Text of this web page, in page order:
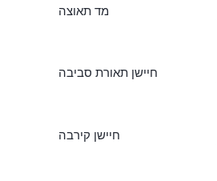
מד תאוצה
חיישן תאורת סביבה
חיישן קירבה